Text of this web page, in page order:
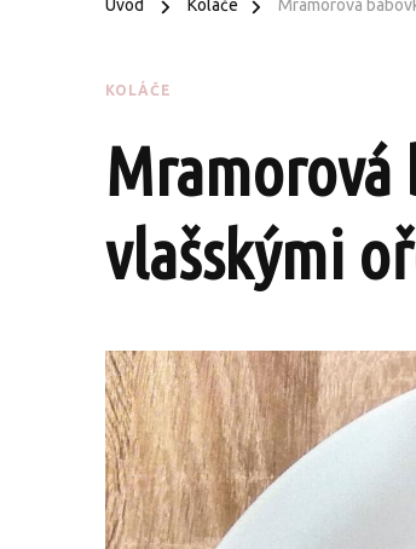
Úvod Koláče Mramorová
KOLÁČE
Mramorová
vlašskými